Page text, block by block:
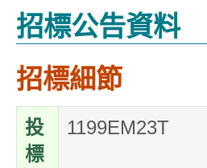
始
招標公告資料
招標細節
投
標
1199EM23T